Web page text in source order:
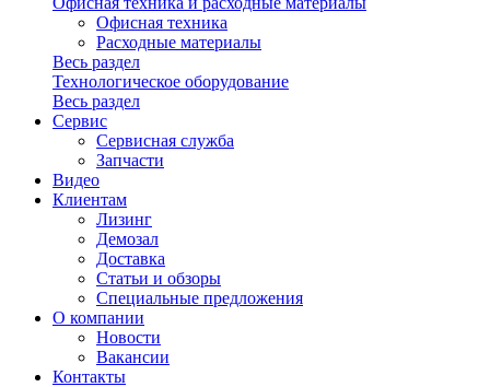
Офисная техника
Расходные материалы
Весь раздел
Технологическое оборудование
Весь раздел
Сервис
Сервисная служба
Запчасти
Видео
Клиентам
Лизинг
Демозал
Доставка
Статьи и обзоры
Специальные предложения
О компании
Новости
Вакансии
Контакты